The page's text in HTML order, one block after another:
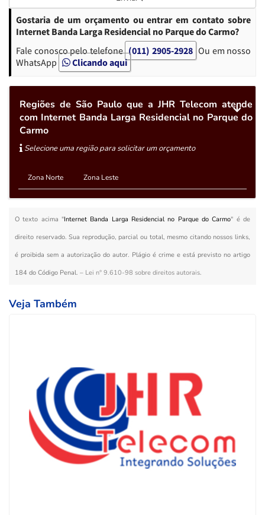
Gostaria de um orçamento ou entrar em contato sobre
Internet Banda Larga Residencial no Parque do Carmo?
Fale conosco pelo telefone (011) 2905-2928 Ou em nosso
WhatsApp
Clicando aqui
Regiões de São Paulo que a JHR Telecom atende
com Internet Banda Larga Residencial no Parque do
Carmo
Selecione uma região para solicitar um orçamento
Zona Norte Zona Leste
O texto acima "Internet Banda Larga Residencial no Parque do Carmo" é de
direito reservado. Sua reprodução, parcial ou total, mesmo citando nossos links,
é proibida sem a autorização do autor. Plágio é crime e está previsto no artigo
184 do Código Penal. – Lei n° 9.610-98 sobre direitos autorais.
Veja Também